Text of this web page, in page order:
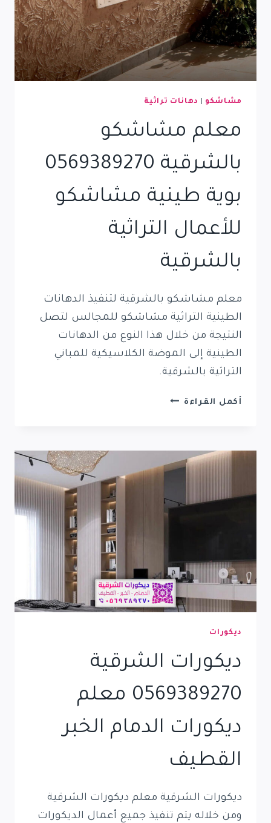
مشاشكو دهانات تراثية
معلم مشاشكو
بالشرقية 0569389270
بوية طينية مشاشكو
للأعمال التراثية
بالشرقية
معلم مشاشكو بالشرقية لتنفيذ الدهانات
الطينية التراثية مشاشكو للمجالس لتصل
النتيجة من خلال هذا النوع من الدهانات
الطينية إلى الموضة الكلاسيكية للمباني
التراثية بالشرقية.
أكمل القراءة معلم
بوية
طينية
للأعمال
التراثية
ديكورات
ديكورات الشرقية
0569389270 معلم
ديكورات الدمام الخبر
القطيف
ديكورات الشرقية معلم ديكورات الشرقية
ومن خلاله يتم تنفيذ جميع أعمال الديكورات